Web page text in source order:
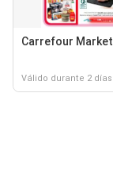
Carrefour Market
Válido durante 2 días